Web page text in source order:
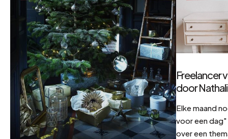
Freelancer
door
Elke maand
voor een
over een